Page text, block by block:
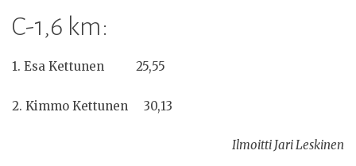
C-1,6 km:
1. Esa Kettunen 25,55
2. Kimmo Kettunen 30,13
Ilmoitti Jari Leskinen